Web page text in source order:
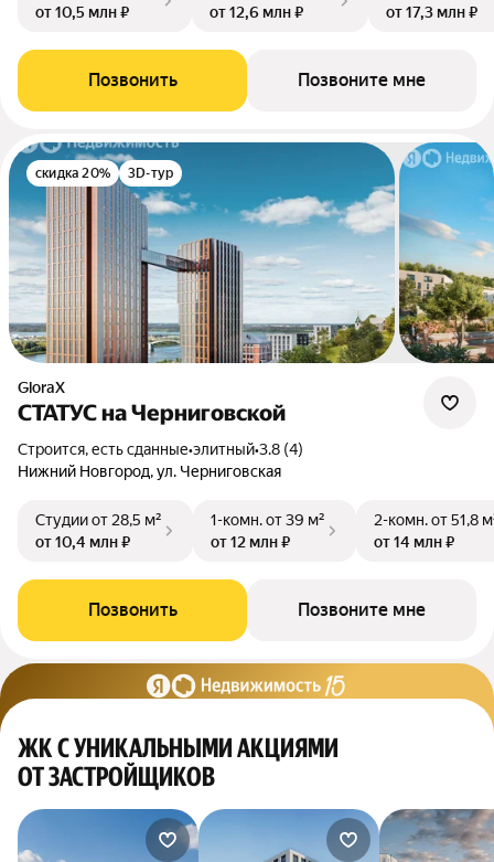
от 10,5 млн ₽
от 12,6 млн ₽
от 17,3 млн ₽
Позвонить Позвоните мне
скидка 20% 3D-тур
GloraX
СТАТУС на Черниговской
Строится, есть сданные•элитный•3.8 (4)
Нижний Новгород, ул. Черниговская
Студииот 28,5 м²
от 10,4 млн ₽
1-комн.от 39 м²
от 12 млн ₽
2-комн.от 51,8
от 14 млн ₽
Позвонить Позвоните мне
ЖК С УНИКАЛЬНЫМИ АКЦИЯМИ
ОТ ЗАСТРОЙЩИКОВ